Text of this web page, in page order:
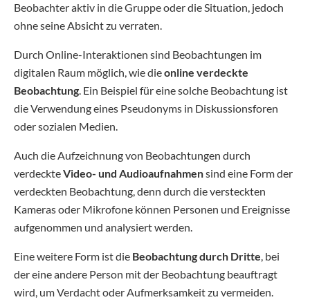
Beobachter aktiv in die Gruppe oder die Situation, jedoch
ohne seine Absicht zu verraten.
Durch Online-Interaktionen sind Beobachtungen im
digitalen Raum möglich, wie dieonline verdeckte
Beobachtung. Ein Beispiel für eine solche Beobachtung ist
die Verwendung eines Pseudonyms in Diskussionsforen
oder sozialen Medien.
Auch die Aufzeichnung von Beobachtungen durch
verdeckteVideo- und Audioaufnahmensind eine Form der
verdeckten Beobachtung, denn durch die versteckten
Kameras oder Mikrofone können Personen und Ereignisse
aufgenommen und analysiert werden.
Eine weitere Form ist die Beobachtung durch Dritte, bei
der eine andere Person mit der Beobachtung beauftragt
wird, um Verdacht oder Aufmerksamkeit zu vermeiden.